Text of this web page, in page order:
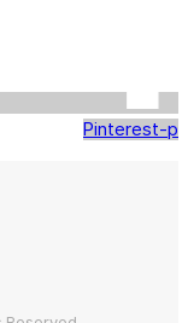
Pinterest-p